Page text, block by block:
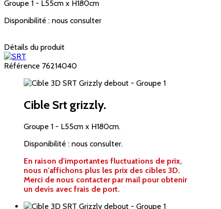
Groupe 1 - L55cm x H180cm
Disponibilité : nous consulter
Détails du produit
Référence 76214040
Cible Srt grizzly.
Groupe 1 - L55cm x H180cm.
Disponibilité : nous consulter.
En raison d'importantes fluctuations de prix,
nous n'affichons plus les prix des cibles 3D.
Merci de nous contacter par mail pour obtenir
un devis avec frais de port.